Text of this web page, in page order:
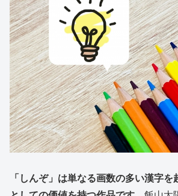
「しんぞ」は単なる画数の多い漢字